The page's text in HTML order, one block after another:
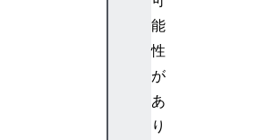
能
性
が
あ
り